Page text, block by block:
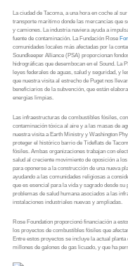
La ciudad de Tacoma, a una hora en coche al
transporte marítimo donde las mercancías que
y camiones. La industria naviera ayuda a
fuente de contaminación. La Fundación Rose
comunidades locales más afectadas por la
Soundkeeper Alliance (PSA) proporcionan
hidrográficas que desembocan en el Sound. La
leyes federales de aguas, salud y seguridad, y
que nuestra visita al estrecho de Puget nos
beneficiarios de la subvención, que están
energías limpias.
Las infraestructuras de combustibles fósiles,
contaminación tóxica al aire y a las masas de
nuestra visita a Earth Ministry y Washington
proteger el histórico barrio de Tideflats de
fósiles. Ambas organizaciones trabajan con
salud al creciente movimiento de oposición a
para oponerse a la construcción de una nueva
ayudando a las comunidades religiosas a
que es esencial para la vida y sagrado desde
problemas de salud humana asociados a las
instalaciones industriales nuevas y ampliadas.
Rose Foundation proporcionó financiación a
los proyectos de combustibles fósiles que
Entre estos proyectos se incluye la actual
millones de galones de gas licuado, y que ha